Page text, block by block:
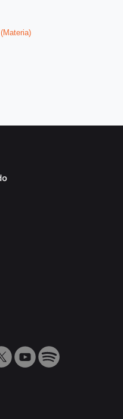
(Materia)